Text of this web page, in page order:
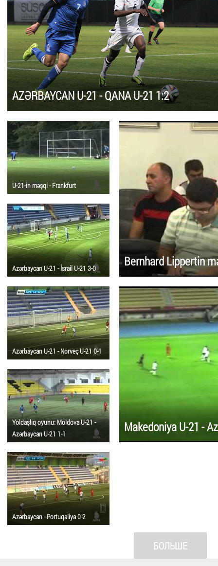
AZƏRBAYCAN U-21 - QANA U-21 1:2
U-21-in məşqi - Frankfurt
Azərbaycan U-21 - İsrail U-21 3-0 Bernhard Lippertin
Azərbaycan U-21 - Norveç U-21 0-1
Yoldaşlıq oyunu: Moldova U-21 -
Azərbaycan U-21 1-1
Makedoniya U-21 -
Azərbaycan - Portuqaliya 0-2
БОЛЬШЕ